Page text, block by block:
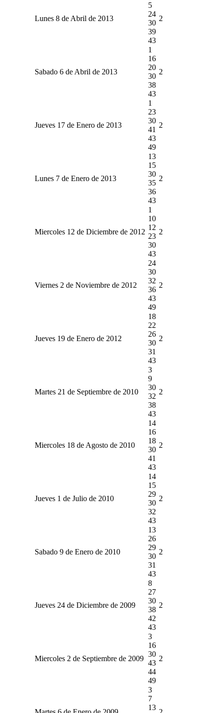
Lunes 8 de Abril de 2013
5
24
30
39
43
2
Sabado 6 de Abril de 2013
1
16
20
30
38
43
2
Jueves 17 de Enero de 2013
1
23
30
41
43
49
2
Lunes 7 de Enero de 2013
13
15
30
35
36
43
2
Miercoles 12 de Diciembre de 2012
1
10
12
23
30
43
2
Viernes 2 de Noviembre de 2012
24
30
32
36
43
49
2
Jueves 19 de Enero de 2012
18
22
26
30
31
43
2
Martes 21 de Septiembre de 2010
3
9
30
32
38
43
2
Miercoles 18 de Agosto de 2010
14
16
18
30
41
43
2
Jueves 1 de Julio de 2010
14
15
29
30
32
43
2
Sabado 9 de Enero de 2010
13
26
29
30
31
43
2
Jueves 24 de Diciembre de 2009
8
27
30
38
42
43
2
Miercoles 2 de Septiembre de 2009
3
16
30
43
44
49
2
3
7
13